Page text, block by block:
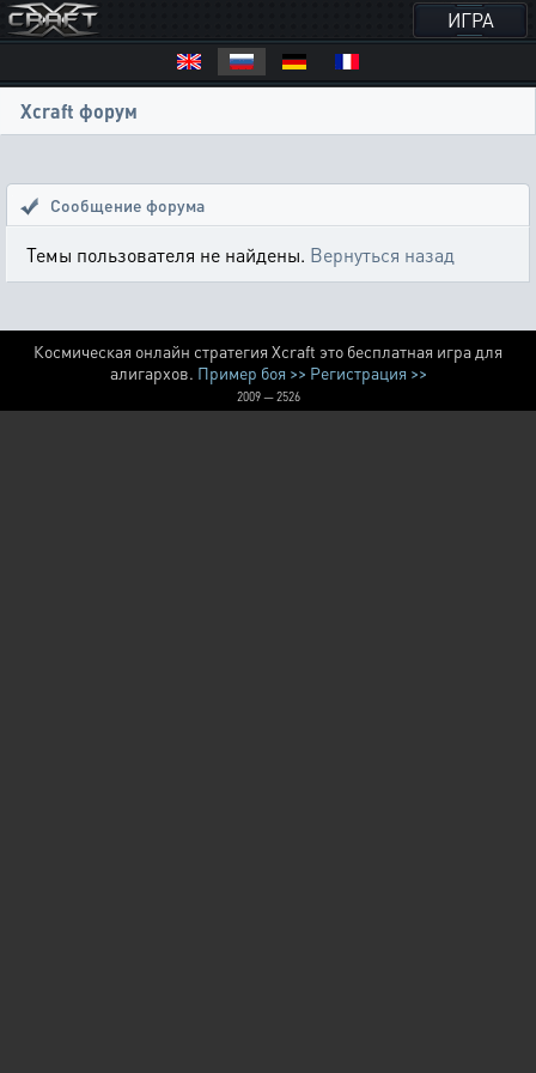
ИГРА
Xcraft форум
Сообщение форума
Темы пользователя не найдены. Вернуться назад
Космическая онлайн стратегия Xcraft это бесплатная игра для
алигархов. Пример боя >> Регистрация >>
2009 — 2526